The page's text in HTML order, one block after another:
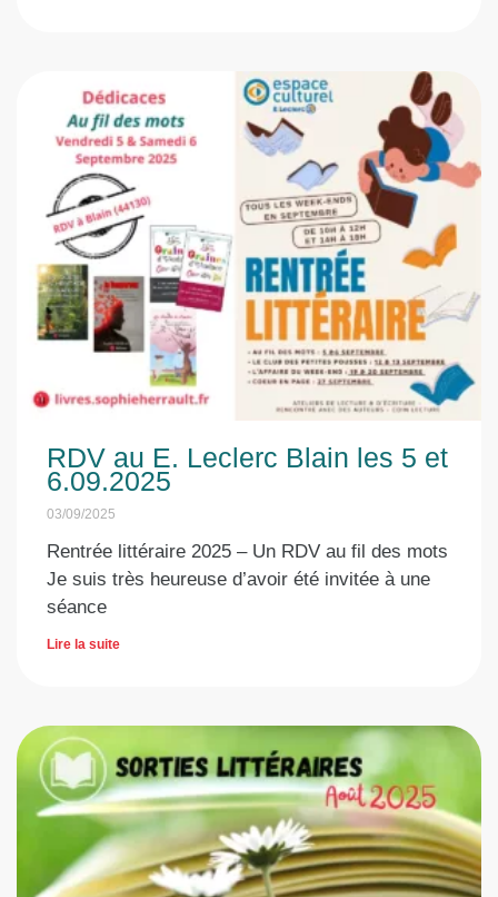
RDV au E. Leclerc Blain les 5 et
6.09.2025
03/09/2025
Rentrée littéraire 2025 – Un RDV au fil des mots
Je suis très heureuse d’avoir été invitée à une
séance
Lire la suite